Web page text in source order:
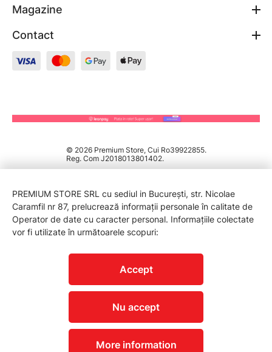
Magazine
Contact
© 2026 Premium Store, Cui Ro39922855.
Reg. Com J2018013801402.
PREMIUM STORE SRL cu sediul in București, str. Nicolae
Caramfil nr 87, prelucrează informații personale în calitate de
Operator de date cu caracter personal. Informațiile colectate
vor fi utilizate în următoarele scopuri:
Accept
Nu accept
More information